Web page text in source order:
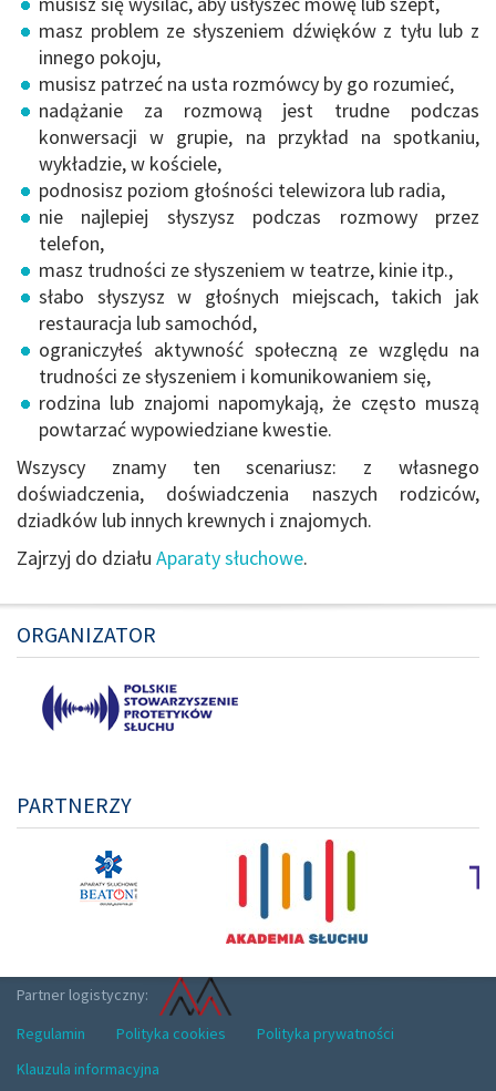
masz problem ze słyszeniem dźwięków z tyłu lub z
innego pokoju,
musisz patrzeć na usta rozmówcy by go rozumieć,
nadążanie za rozmową jest trudne podczas
konwersacji w grupie, na przykład na spotkaniu,
wykładzie, w kościele,
podnosisz poziom głośności telewizora lub radia,
nie najlepiej słyszysz podczas rozmowy przez
telefon,
masz trudności ze słyszeniem w teatrze, kinie itp.,
słabo słyszysz w głośnych miejscach, takich jak
restauracja lub samochód,
ograniczyłeś aktywność społeczną ze względu na
trudności ze słyszeniem i komunikowaniem się,
rodzina lub znajomi napomykają, że często muszą
powtarzać wypowiedziane kwestie.
Wszyscy znamy ten scenariusz: z własnego
doświadczenia, doświadczenia naszych rodziców,
dziadków lub innych krewnych i znajomych.
Zajrzyj do działu Aparaty słuchowe.
ORGANIZATOR
PARTNERZY
Partner logistyczny:
Regulamin
Polityka cookies
Polityka prywatności
Klauzula informacyjna